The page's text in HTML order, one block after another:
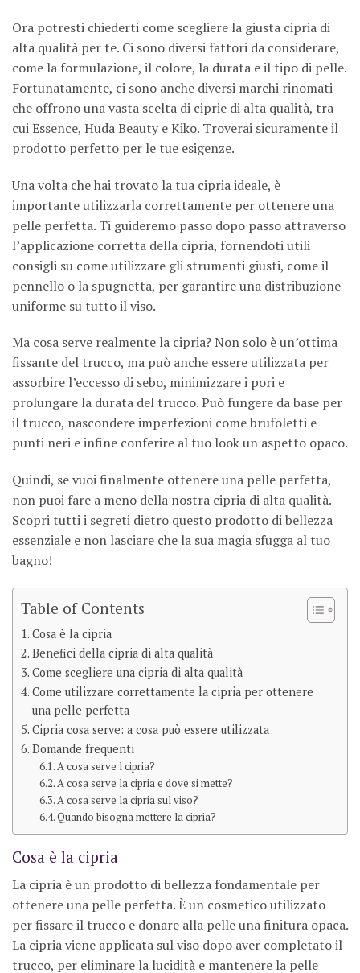
Ora potresti chiederti come scegliere la giusta cipria di
alta qualità per te. Ci sono diversi fattori da considerare,
come la formulazione, il colore, la durata e il tipo di pelle.
Fortunatamente, ci sono anche diversi marchi rinomati
che offrono una vasta scelta di ciprie di alta qualità, tra
cui Essence, Huda Beauty e Kiko. Troverai sicuramente il
prodotto perfetto per le tue esigenze.
Una volta che hai trovato la tua cipria ideale, è
importante utilizzarla correttamente per ottenere una
pelle perfetta. Ti guideremo passo dopo passo attraverso
l’applicazione corretta della cipria, fornendoti utili
consigli su come utilizzare gli strumenti giusti, come il
pennello o la spugnetta, per garantire una distribuzione
uniforme su tutto il viso.
Ma cosa serve realmente la cipria? Non solo è un’ottima
fissante del trucco, ma può anche essere utilizzata per
assorbire l’eccesso di sebo, minimizzare i pori e
prolungare la durata del trucco. Può fungere da base per
il trucco, nascondere imperfezioni come brufoletti e
punti neri e infine conferire al tuo look un aspetto opaco.
Quindi, se vuoi finalmente ottenere una pelle perfetta,
non puoi fare a meno della nostra cipria di alta qualità.
Scopri tutti i segreti dietro questo prodotto di bellezza
essenziale e non lasciare che la sua magia sfugga al tuo
bagno!
Table of Contents
Cosa è la cipria
Benefici della cipria di alta qualità
Come scegliere una cipria di alta qualità
Come utilizzare correttamente la cipria per ottenere
una pelle perfetta
Cipria cosa serve: a cosa può essere utilizzata
Domande frequenti
A cosa serve l cipria?
A cosa serve la cipria e dove si mette?
A cosa serve la cipria sul viso?
Quando bisogna mettere la cipria?
Cosa è la cipria
La cipria è un prodotto di bellezza fondamentale per
ottenere una pelle perfetta. È un cosmetico utilizzato
per fissare il trucco e donare alla pelle una finitura opaca.
La cipria viene applicata sul viso dopo aver completato il
trucco, per eliminare la lucidità e mantenere la pelle